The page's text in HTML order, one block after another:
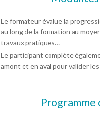
Le formateur évalue la
au long de la formation au
travaux pratiques…
Le participant complète
amont et en aval pour valider
Programme